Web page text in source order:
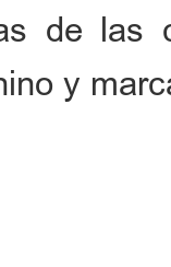
de las
y